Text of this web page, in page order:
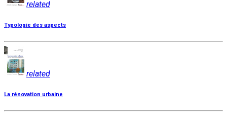
related
Typologie des aspects
related
La rénovation urbaine